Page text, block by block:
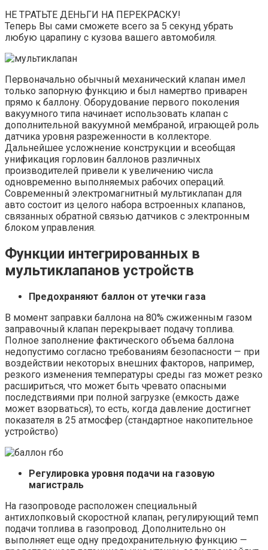
НЕ ТРАТЬТЕ ДЕНЬГИ НА ПЕРЕКРАСКУ!
Теперь Вы сами сможете всего за 5 секунд убрать
любую царапину с кузова вашего автомобиля.
Первоначально обычный механический клапан имел
только запорную функцию и был намертво приварен
прямо к баллону. Оборудование первого поколения
вакуумного типа начинает использовать клапан с
дополнительной вакуумной мембраной, играющей роль
датчика уровня разреженности в коллекторе.
Дальнейшее усложнение конструкции и всеобщая
унификация горловин баллонов различных
производителей привели к увеличению числа
одновременно выполняемых рабочих операций.
Современный электромагнитный мультиклапан для
авто состоит из целого набора встроенных клапанов,
связанных обратной связью датчиков с электронным
блоком управления.
Функции интегрированных в
мультиклапанов устройств
Предохраняют баллон от утечки газа
В момент заправки баллона на 80% сжиженным газом
заправочный клапан перекрывает подачу топлива.
Полное заполнение фактического объема баллона
недопустимо согласно требованиям безопасности — при
воздействии некоторых внешних факторов, например,
резкого изменения температуры среды газ может резко
расшириться, что может быть чревато опасными
последствиями при полной загрузке (емкость даже
может взорваться), то есть, когда давление достигнет
показателя в 25 атмосфер (стандартное накопительное
устройство)
Регулировка уровня подачи на газовую
магистраль
На газопроводе расположен специальный
антихлопковый скоростной клапан, регулирующий темп
подачи топлива в газопровод. Дополнительно он
выполняет еще одну предохранительную функцию —